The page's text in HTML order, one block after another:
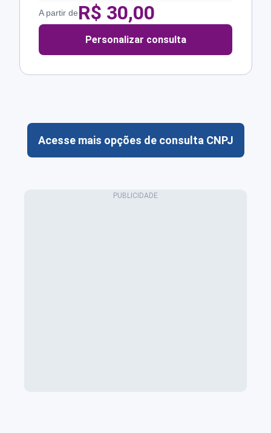
A partir deR$ 30,00
Personalizar consulta
Acesse mais opções de consulta CNPJ